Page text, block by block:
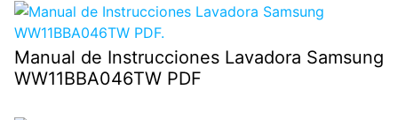
Manual de Instrucciones Lavadora Samsung
WW11BBA046TW PDF